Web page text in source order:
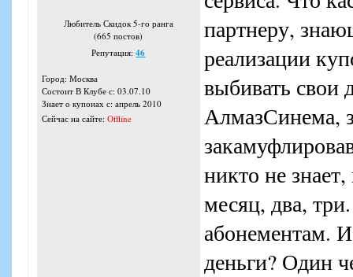
Любитель Скидок 5-го ранга
(665 постов)
Репутация:46
Город: Москва
Состоит В Клубе с: 03.07.10
Знает о купонах с: апрель 2010
Сейчас на сайте: Offline
партнеру,
реализации
выбивать свои
АлмазСинема,
никто не
месяц, два,
абонементам. И
деньги? Один